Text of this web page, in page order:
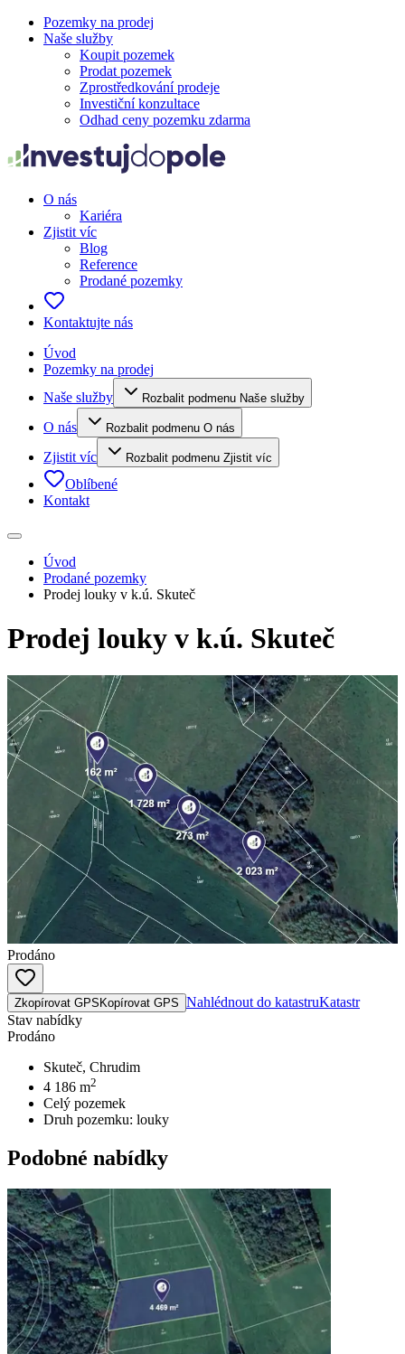
Pozemky na prodej
Naše služby
Koupit pozemek
Prodat pozemek
Zprostředkování prodeje
Investiční konzultace
Odhad ceny pozemku zdarma
O nás
Kariéra
Zjistit víc
Blog
Reference
Prodané pozemky
Kontaktujte nás
Úvod
Pozemky na prodej
Naše služby
Rozbalit podmenu Naše služby
O nás Rozbalit podmenu O nás
Zjistit víc Rozbalit podmenu Zjistit víc
Oblíbené
Kontakt
Úvod
Prodané pozemky
Prodej louky v k.ú. Skuteč
Prodej louky v k.ú. Skuteč
Prodáno
Zkopírovat GPS Kopírovat GPS Nahlédnout do katastruKatastr
Stav nabídky
Prodáno
Skuteč, Chrudim
4 186 m2
Celý pozemek
Druh pozemku: louky
Podobné nabídky